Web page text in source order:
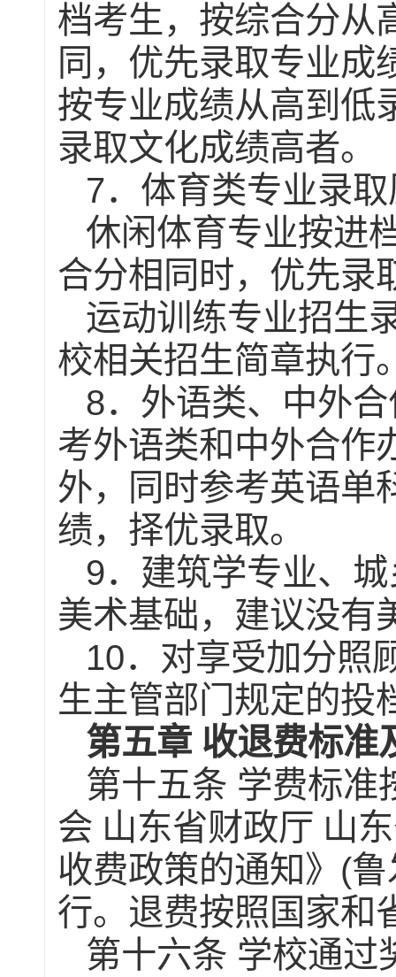
档考生，按综合分从
同，优先录取专业成
按专业成绩从高到低
录取文化成绩高者。
7．体育类专业录
休闲体育专业按进
合分相同时，优先录
运动训练专业招生
校相关招生简章执行
8．外语类、中外
考外语类和中外合作
外，同时参考英语单
绩，择优录取。
9．建筑学专业、
美术基础，建议没有
10．对享受加分照
生主管部门规定的投
第五章 收退费标准
第十五条 学费标准
会 山东省财政厅 山
收费政策的通知》 (鲁
行。退费按照国家和
第十六条 学校通过